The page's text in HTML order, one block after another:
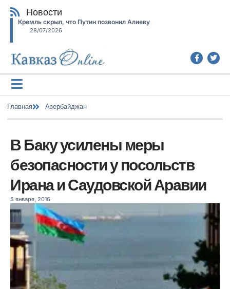
Новости
Кремль скрыл, что Путин позвонил Алиеву
28/07/2026
Главная Азербайджан
В Баку усилены меры
безопасности у посольств
Ирана и Саудовской Аравии
5 января, 2016